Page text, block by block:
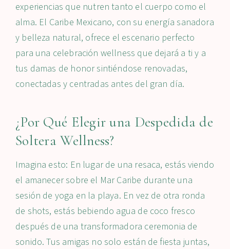
experiencias que nutren tanto el cuerpo como el
alma. El Caribe Mexicano, con su energía sanadora
y belleza natural, ofrece el escenario perfecto
para una celebración wellness que dejará a ti y a
tus damas de honor sintiéndose renovadas,
conectadas y centradas antes del gran día.
¿Por Qué Elegir una Despedida de
Soltera Wellness?
Imagina esto: En lugar de una resaca, estás viendo
el amanecer sobre el Mar Caribe durante una
sesión de yoga en la playa. En vez de otra ronda
de shots, estás bebiendo agua de coco fresco
después de una transformadora ceremonia de
sonido. Tus amigas no solo están de fiesta juntas,